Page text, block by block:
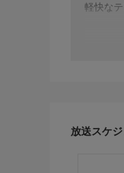
軽快な
放送スケ